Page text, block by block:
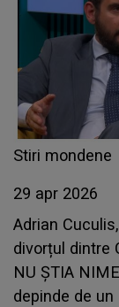
Stiri mondene
29 apr 2026
Adrian
divorțul dintre
NU ȘTIA
depinde de un